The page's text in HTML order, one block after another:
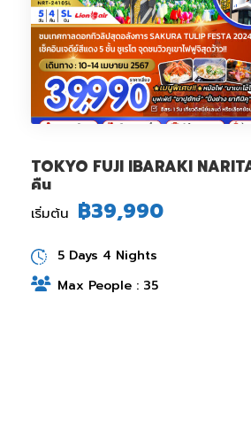
TOKYO FUJI IBARAKI
คืน
เริ่มต้น ฿39,990
5 Days 4 Nights
Max People : 35